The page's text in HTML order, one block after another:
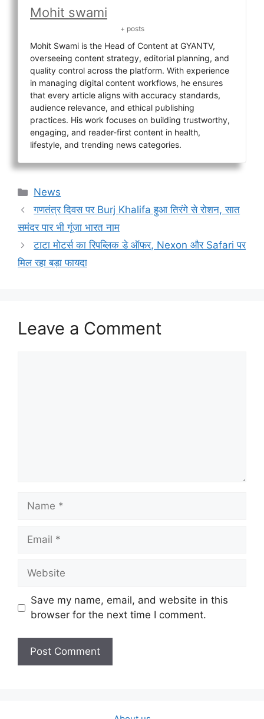
Mohit swami
+ posts
Mohit Swami is the Head of Content at GYANTV,
overseeing content strategy, editorial planning, and
quality control across the platform. With experience
in managing digital content workflows, he ensures
that every article aligns with accuracy standards,
audience relevance, and ethical publishing
practices. His work focuses on building trustworthy,
engaging, and reader-first content in health,
lifestyle, and trending news categories.
Categories
News
गणतंत्र दिवस पर Burj Khalifa हुआ तिरंगे से रोशन, सात
समंदर पार भी गूंजा भारत नाम
टाटा मोटर्स का रिपब्लिक डे ऑफर, Nexon और Safari पर
मिल रहा बड़ा फायदा
Leave a Comment
Name
Email
Website
Save my name, email, and website in this
browser for the next time I comment.